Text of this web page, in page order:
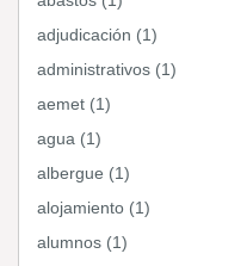
adjudicación (1)
administrativos (1)
aemet (1)
agua (1)
albergue (1)
alojamiento (1)
alumnos (1)